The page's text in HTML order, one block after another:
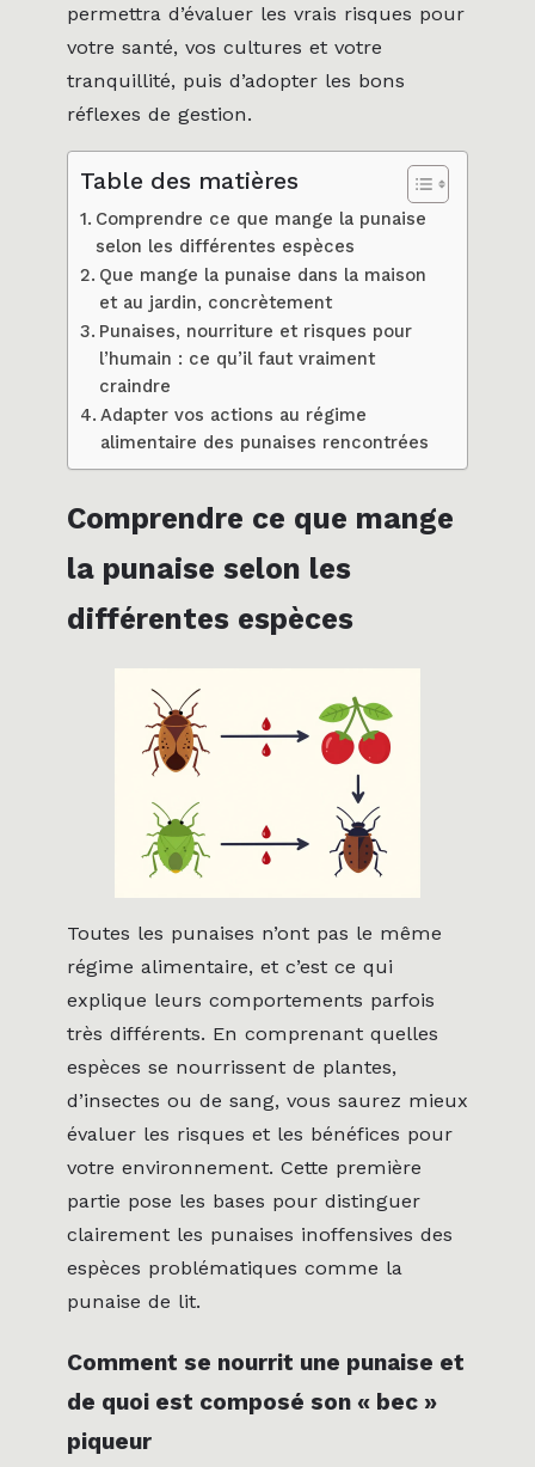
permettra d’évaluer les vrais risques pour
votre santé, vos cultures et votre
tranquillité, puis d’adopter les bons
réflexes de gestion.
Table des matières
Comprendre ce que mange la punaise
selon les différentes espèces
Que mange la punaise dans la maison
et au jardin, concrètement
Punaises, nourriture et risques pour
l’humain : ce qu’il faut vraiment
craindre
Adapter vos actions au régime
alimentaire des punaises rencontrées
Comprendre ce que mange
la punaise selon les
différentes espèces
Toutes les punaises n’ont pas le même
régime alimentaire, et c’est ce qui
explique leurs comportements parfois
très différents. En comprenant quelles
espèces se nourrissent de plantes,
d’insectes ou de sang, vous saurez mieux
évaluer les risques et les bénéfices pour
votre environnement. Cette première
partie pose les bases pour distinguer
clairement les punaises inoffensives des
espèces problématiques comme la
punaise de lit.
Comment se nourrit une punaise et
de quoi est composé son « bec »
piqueur